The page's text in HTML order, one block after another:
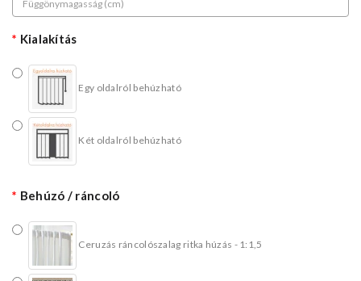
Kialakítás
Egy oldalról behúzható
Két oldalról behúzható
Behúzó / ráncoló
Ceruzás ráncolószalag ritka húzás - 1:1,5